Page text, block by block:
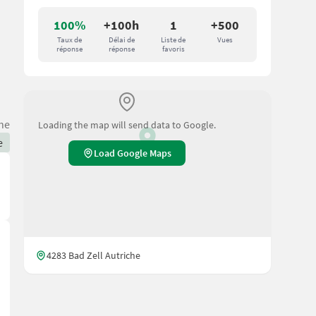
100%
Taux de
réponse
+100h
Délai de
réponse
1
Liste de
favoris
+500
Vues
Loading the map will send data to Google.
Load Google Maps
4283 Bad Zell Autriche